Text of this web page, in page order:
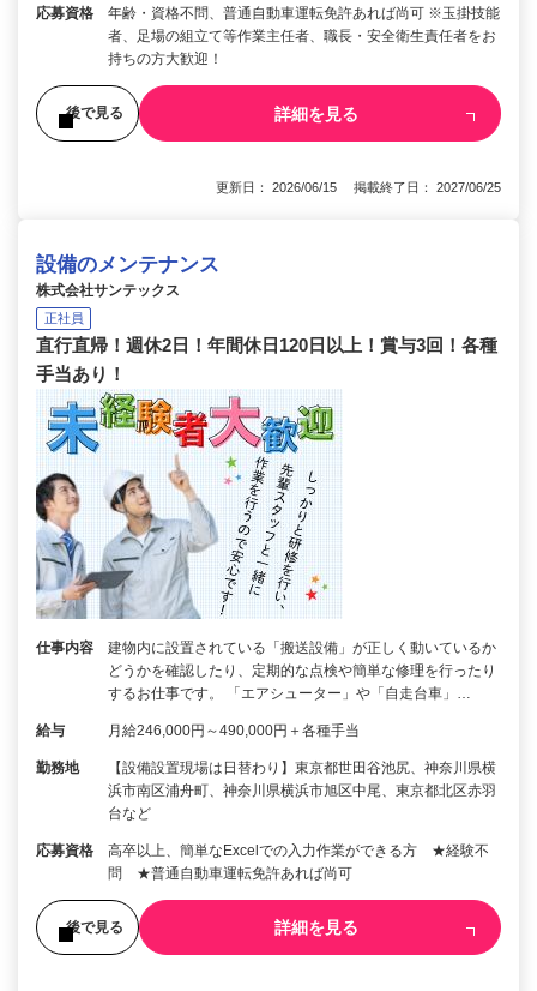
応募資格
年齢・資格不問、普通自動車運転免許あれば尚可 ※玉掛技能
者、足場の組立て等作業主任者、職長・安全衛生責任者をお
持ちの方大歓迎！
後で見る 詳細を見る
更新日： 2026/06/15 掲載終了日： 2027/06/25
設備のメンテナンス
株式会社サンテックス
正社員
直行直帰！週休2日！年間休日120日以上！賞与3回！各種
手当あり！
仕事内容
建物内に設置されている「搬送設備」が正しく動いているか
どうかを確認したり、定期的な点検や簡単な修理を行ったり
するお仕事です。 「エアシューター」や「自走台車」…
給与 月給246,000円～490,000円＋各種手当
勤務地
【設備設置現場は日替わり】東京都世田谷池尻、神奈川県横
浜市南区浦舟町、神奈川県横浜市旭区中尾、東京都北区赤羽
台など
応募資格
高卒以上、簡単なExcelでの入力作業ができる方 ★経験不
問 ★普通自動車運転免許あれば尚可
後で見る 詳細を見る